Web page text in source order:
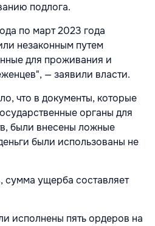
подлога.
по март 2023 года
незаконным путем
для проживания и
— заявили власти.
что в документы, которые
органы для
были внесены ложные
были использованы не
сумма ущерба составляет
исполнены пять ордеров на